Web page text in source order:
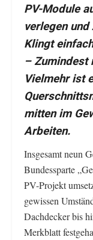
PV-Module
verlegen
Klingt
– Zumindest
Vielmehr ist
mitten im
Arbeiten.
Insgesamt neun
Bundessparte
PV-Projekt
gewissen
Dachdecker bis
Merkblatt